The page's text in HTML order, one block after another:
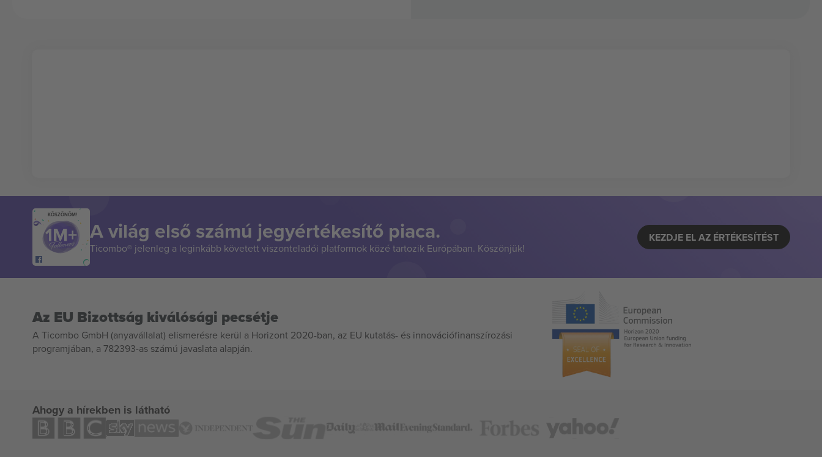
KÖSZÖNÖM!
A világ első számú jegyértékesítő piaca.
Ticombo® jelenleg a leginkább követett viszonteladói platformok közé tartozik Európában. Köszönjük!
KEZDJE EL AZ ÉRTÉKESÍTÉST
Az EU Bizottság kiválósági pecsétje
A Ticombo GmbH (anyavállalat) elismerésre kerül a Horizont 2020-ban, az EU kutatás- és innovációfinanszírozási
programjában, a 782393-as számú javaslata alapján.
Ahogy a hírekben is látható